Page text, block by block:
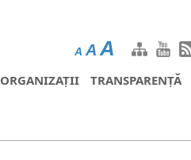
A A A
ORGANIZAȚII TRANSPARENȚĂ